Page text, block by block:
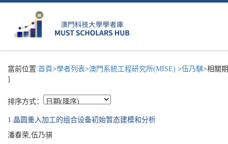
當前位置:首頁>學者列表>澳門系統工程研究所(MISE) >伍乃騏>相關
]
排序方式：
1.晶圆重入加工的组合设备初始暂态建模和分析
潘春荣,伍乃骐